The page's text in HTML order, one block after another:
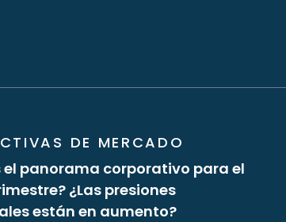
DE MERCADO
el panorama corporativo para el
¿Las presiones
están en aumento?